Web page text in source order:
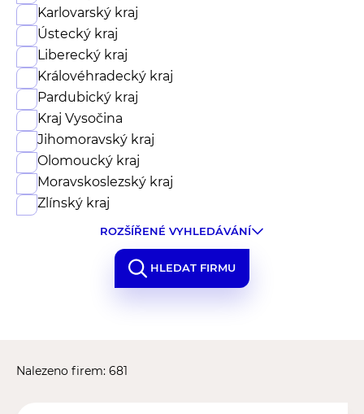
Karlovarský kraj
Ústecký kraj
Liberecký kraj
Královéhradecký kraj
Pardubický kraj
Kraj Vysočina
Jihomoravský kraj
Olomoucký kraj
Moravskoslezský kraj
Zlínský kraj
ROZŠÍŘENÉ VYHLEDÁVÁNÍ
HLEDAT FIRMU
Nalezeno firem: 681